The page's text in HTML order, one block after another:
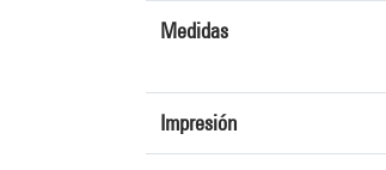
Medidas
Impresión